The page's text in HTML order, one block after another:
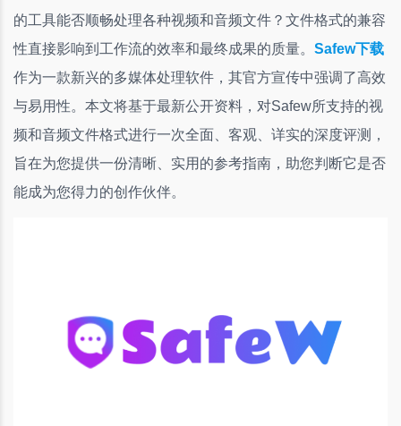
的工具能否顺畅处理各种视频和音频文件？文件格式的兼容
性直接影响到工作流的效率和最终成果的质量。 Safew下载
作为一款新兴的多媒体处理软件，其官方宣传中强调了高效
与易用性。本文将基于最新公开资料，对Safew所支持的视
频和音频文件格式进行一次全面、客观、详实的深度评测，
旨在为您提供一份清晰、实用的参考指南，助您判断它是否
能成为您得力的创作伙伴。